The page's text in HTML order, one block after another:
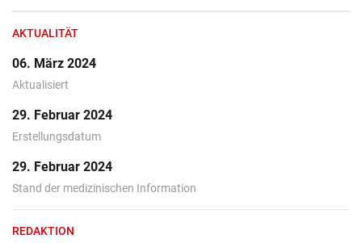
AKTUALITÄT
06. März 2024
Aktualisiert
29. Februar 2024
Erstellungsdatum
29. Februar 2024
Stand der medizinischen Information
REDAKTION